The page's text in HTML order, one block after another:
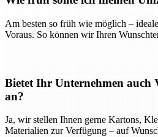
Am besten so früh wie möglich –
Voraus. So können wir Ihren
Bietet Ihr Unternehmen auch
an?
Ja, wir stellen Ihnen gerne Kartons,
Materialien zur Verfügung – auf